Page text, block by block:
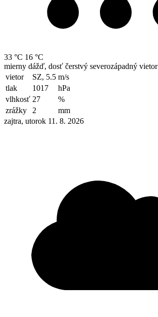
33 °C 16 °C
mierny dážď, dosť čerstvý severozápadný vietor
vietor
SZ, 5.5 m/s
tlak
1017
hPa
vlhkosť 27
%
zrážky
2
mm
zajtra, utorok 11. 8. 2026